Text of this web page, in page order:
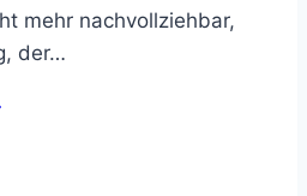
mehr nachvollziehbar,
der…